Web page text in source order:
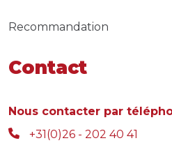
Recommandation
Contact
Nous contacter par
+31(0)26 - 202 40 41